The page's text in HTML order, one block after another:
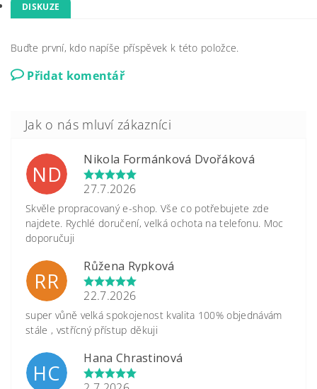
DISKUZE
Buďte první, kdo napíše příspěvek k této položce.
Přidat komentář
ND
Nikola Formánková Dvořáková
27.7.2026
Skvěle propracovaný e-shop. Vše co potřebujete zde
najdete. Rychlé doručení, velká ochota na telefonu. Moc
doporučuji
RR
Růžena Rypková
22.7.2026
super vůně velká spokojenost kvalita 100% objednávám
stále , vstřícný přístup děkuji
HC
Hana Chrastinová